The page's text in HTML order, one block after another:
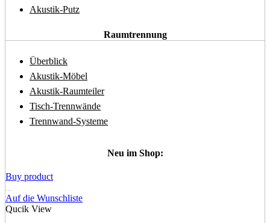
Akustik-Putz
Raumtrennung
Überblick
Akustik-Möbel
Akustik-Raumteiler
Tisch-Trennwände
Trennwand-Systeme
Neu im Shop:
Buy product
Auf die Wunschliste
Qucik View